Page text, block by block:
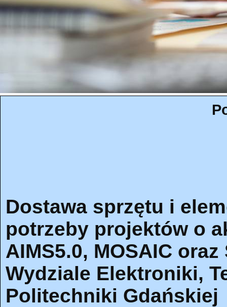
Dostawa sprzętu i
potrzeby projektów o
AIMS5.0, MOSAIC
Wydziale Elektroniki,
Politechniki Gdańskiej